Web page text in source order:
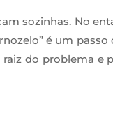
sozinhas. No
é um
do problema